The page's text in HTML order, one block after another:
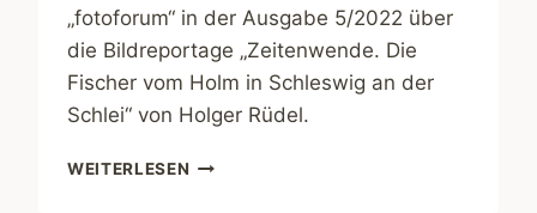
„fotoforum“ in der Ausgabe 5/2022 über
die Bildreportage „Zeitenwende. Die
Fischer vom Holm in Schleswig an der
Schlei“ von Holger Rüdel.
WEITERLESEN DIE